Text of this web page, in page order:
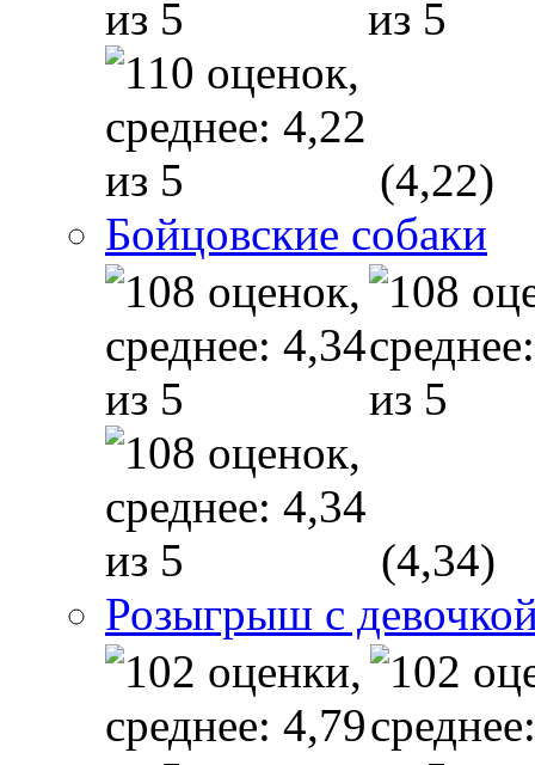
(4,22)
Бойцовские собаки
(4,34)
Розыгрыш с